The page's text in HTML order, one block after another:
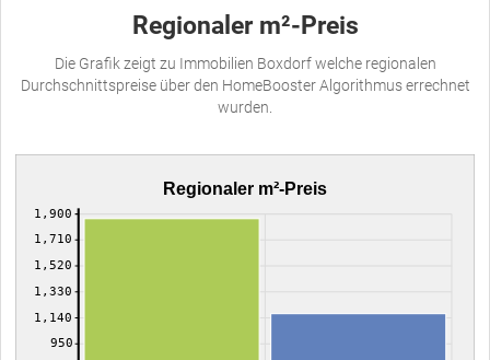
Regionaler m²-Preis
Die Grafik zeigt zu Immobilien Boxdorf welche regionalen
Durchschnittspreise über den HomeBooster Algorithmus errechnet
wurden.
Regionaler m²-Preis
950
1,140
1,330
1,520
1,710
1,900